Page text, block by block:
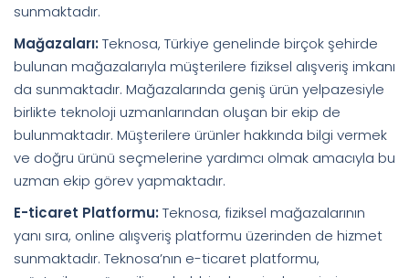
sunmaktadır.
Mağazaları: Teknosa, Türkiye genelinde birçok şehirde
bulunan mağazalarıyla müşterilere fiziksel alışveriş imkanı
da sunmaktadır. Mağazalarında geniş ürün yelpazesiyle
birlikte teknoloji uzmanlarından oluşan bir ekip de
bulunmaktadır. Müşterilere ürünler hakkında bilgi vermek
ve doğru ürünü seçmelerine yardımcı olmak amacıyla bu
uzman ekip görev yapmaktadır.
E-ticaret Platformu: Teknosa, fiziksel mağazalarının
yanı sıra, online alışveriş platformu üzerinden de hizmet
sunmaktadır. Teknosa’nın e-ticaret platformu,